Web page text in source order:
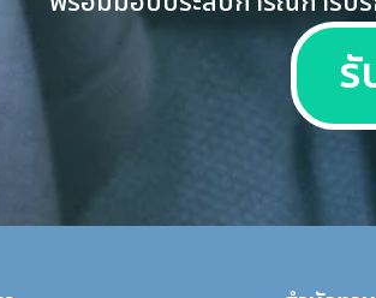
รั